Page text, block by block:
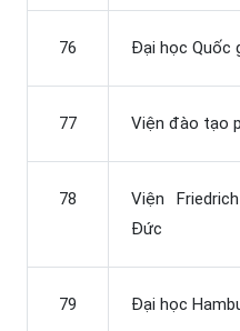
76 Đại học Quốc
77 Viện đào tạo
78
Viện
Đức
79 Đại học